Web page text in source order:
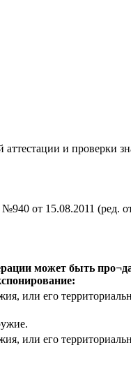
и проверки
от 15.08.2011 (ред.
может быть
или его
или его